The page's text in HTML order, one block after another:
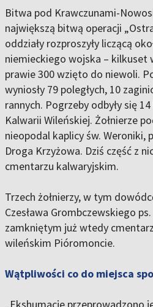
Bitwa pod Krawczunami-
największą bitwą operacji
oddziały rozproszyły liczącą
niemieckiego wojska – kilkuset
prawie 300 wzięto do niewoli.
wyniosły 79 poległych, 10
rannych. Pogrzeby odbyły się
Kalwarii Wileńskiej. Żołnierze
nieopodal kaplicy św. Weroniki,
Droga Krzyżowa. Dziś część z
cmentarzu kalwaryjskim.
Trzech żołnierzy, w tym
Czesława Grombczewskiego
zamkniętym już wtedy
wileńskim Pióromoncie.
Wątpliwości co do miejsca